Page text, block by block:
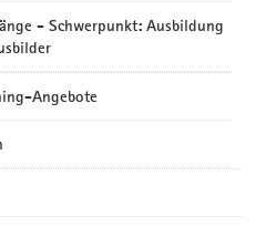
- Schwerpunkt: Ausbildung
Angebote